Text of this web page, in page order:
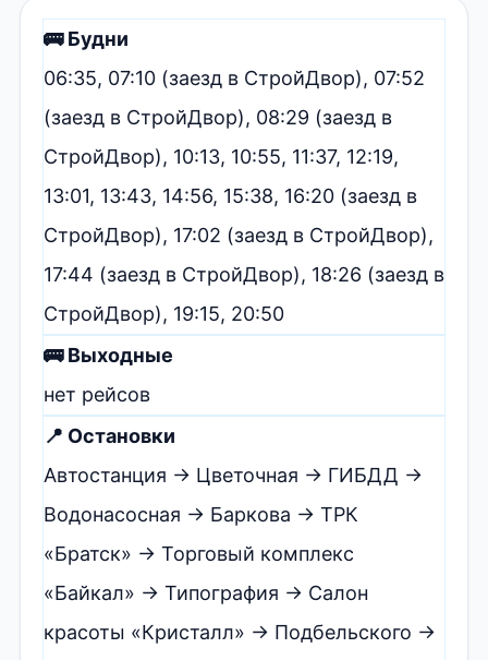
🚌 Будни
06:35, 07:10 (заезд в СтройДвор), 07:52
(заезд в СтройДвор), 08:29 (заезд в
СтройДвор), 10:13, 10:55, 11:37, 12:19,
13:01, 13:43, 14:56, 15:38, 16:20 (заезд в
СтройДвор), 17:02 (заезд в СтройДвор),
17:44 (заезд в СтройДвор), 18:26 (заезд в
СтройДвор), 19:15, 20:50
🚌 Выходные
нет рейсов
📍 Остановки
Автостанция → Цветочная → ГИБДД →
Водонасосная → Баркова → ТРК
«Братск» → Торговый комплекс
«Байкал» → Типография → Салон
красоты «Кристалл» → Подбельского →